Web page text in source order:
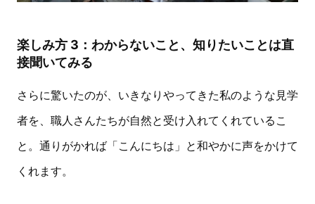
楽しみ方 3：わからないこと、知りたいことは直
接聞いてみる
さらに驚いたのが、いきなりやってきた私のような見学
者を、職人さんたちが自然と受け入れてくれているこ
と。通りがかれば「こんにちは」と和やかに声をかけて
くれます。